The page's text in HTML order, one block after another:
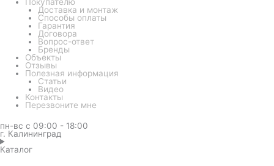
Доставка и монтаж
Способы оплаты
Гарантия
Договора
Вопрос-ответ
Бренды
Объекты
Отзывы
Полезная информация
Статьи
Видео
Контакты
Перезвоните мне
пн-вс с 09:00 - 18:00
г. Калининград
Каталог